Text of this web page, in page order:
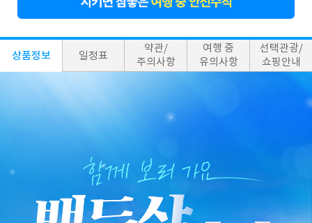
상품정보 일정표
약관/
주의사항
여행 중
유의사항
선택관광/
쇼핑안내